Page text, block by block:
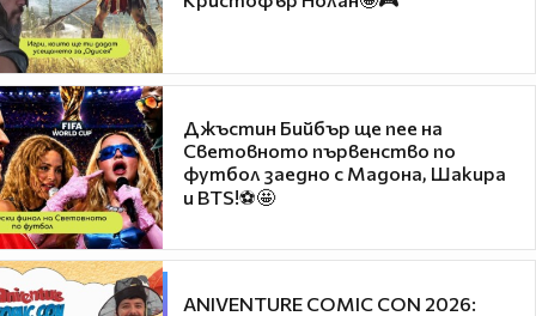
Джъстин Бийбър ще пее на
Световното първенство по
футбол заедно с Мадона, Шакира
и BTS!⚽🤩
ANIVENTURE COMIC CON 2026: